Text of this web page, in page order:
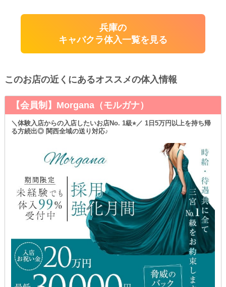
兵庫の
キャバクラ体入一覧を見る
このお店の近くにあるオススメの体入情報
【会員制】Morgana（モルガナ）
＼体験入店からの入店したいお店No. 1級⭐︎／ 1日5万円以上を持ち帰
る方続出◎ 関西全域の送り対応♪